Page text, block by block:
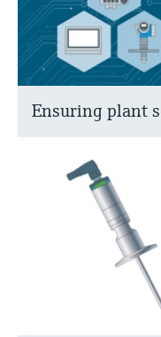
Ensuring plant